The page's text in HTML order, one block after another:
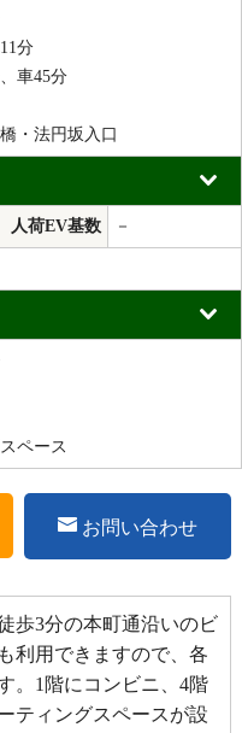
分
車45分
・法円坂入口
人荷EV基数 －
ペース
お問い合わせ
歩3分の本町通沿いのビ
利用できますので、各
。1階にコンビニ、4階
ティングスペースが設